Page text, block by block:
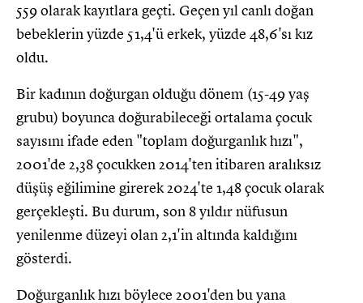
559 olarak kayıtlara geçti. Geçen yıl canlı doğan
bebeklerin yüzde 51,4'ü erkek, yüzde 48,6'sı kız
oldu.
Bir kadının doğurgan olduğu dönem (15-49 yaş
grubu) boyunca doğurabileceği ortalama çocuk
sayısını ifade eden "toplam doğurganlık hızı",
2001'de 2,38 çocukken 2014'ten itibaren aralıksız
düşüş eğilimine girerek 2024'te 1,48 çocuk olarak
gerçekleşti. Bu durum, son 8 yıldır nüfusun
yenilenme düzeyi olan 2,1'in altında kaldığını
gösterdi.
Doğurganlık hızı böylece 2001'den bu yana